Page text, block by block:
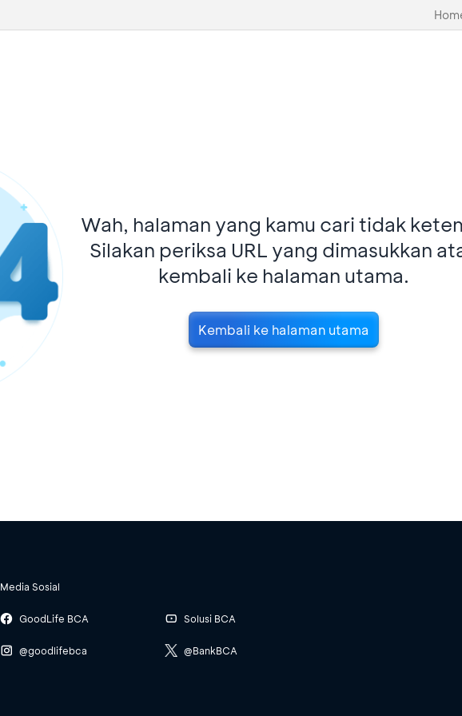
Wah, halaman yang kamu cari tidak
Silakan periksa URL yang dimasukkan
kembali ke halaman utama.
Kembali ke halaman utama
Media Sosial
GoodLife BCA
@goodlifebca
Solusi BCA
@BankBCA